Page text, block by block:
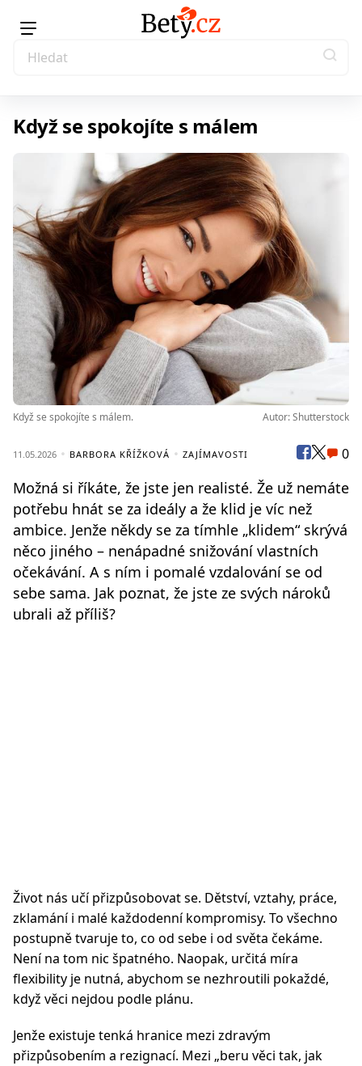
Když se spokojíte s málem
Když se spokojíte s málem. Autor: Shutterstock
11.05.2026 BARBORA KŘÍŽKOVÁ ZAJÍMAVOSTI 0
Možná si říkáte, že jste jen realisté. Že už nemáte
potřebu hnát se za ideály a že klid je víc než
ambice. Jenže někdy se za tímhle „klidem“ skrývá
něco jiného – nenápadné snižování vlastních
očekávání. A s ním i pomalé vzdalování se od
sebe sama. Jak poznat, že jste ze svých nároků
ubrali až příliš?
Život nás učí přizpůsobovat se. Dětství, vztahy, práce,
zklamání i malé každodenní kompromisy. To všechno
postupně tvaruje to, co od sebe i od světa čekáme.
Není na tom nic špatného. Naopak, určitá míra
flexibility je nutná, abychom se nezhroutili pokaždé,
když věci nejdou podle plánu.
Jenže existuje tenká hranice mezi zdravým
přizpůsobením a rezignací. Mezi „beru věci tak, jak